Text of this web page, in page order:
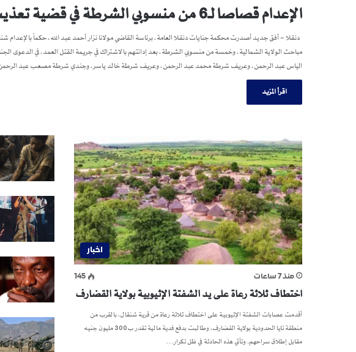
الإعدام قصاصا لـ6 من منسوبي الشرطة في قضية تعذيب محتجز حتى الموت بدنقلا
دنقلا – أفق جديد أصدرت محكمة جنايات دنقلا العامة، برئاسة القاضي مولانا نزار أحمد عبد الله، حكماً
الياس عبد الرحمن، وعريف شرطة محمد عبد الرحمن، وعريف شرطة خالد ياسر، وجندي شرطة مصعب عبد
اقرأ المزيد
اخبار
منذ 7 ساعات 145
اختطاف ثلاثة رعاة على يد الشفتة الإثيوبية بولاية القضارف
أقدمت عصابات الشفتة الإثيوبية على اختطاف ثلاثة رعاة من قرية شنقال، بالقرب من
منطقة تايا الحدودية بولاية القضارف، وطالبت بدفع فدية مالية تقدر ب300 مليون جنيه
مقابل إطلاق سراحهم. وتأتي هذه الحادثة في ظل تكرار…